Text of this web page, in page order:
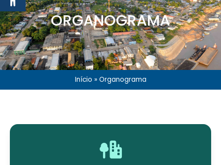
ORGANOGRAMA
Início » Organograma